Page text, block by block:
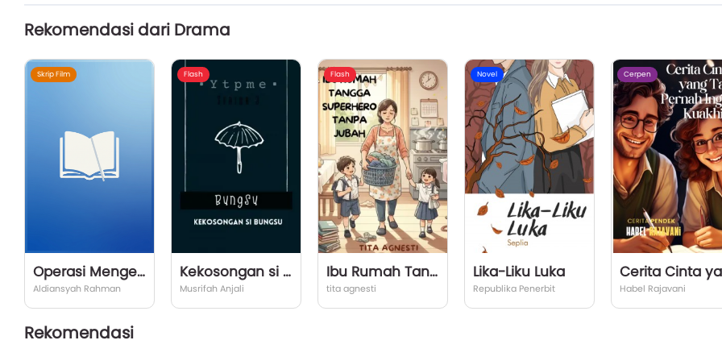
Rekomendasi dari Drama
Skrip Film
Operasi Mengejar Togah
Aldiansyah Rahman
Flash
Kekosongan si Bungsu
Musrifah Anjali
Flash
Ibu Rumah Tangga, Superhero Tanpa Jubah
tita agnesti
Novel
Lika-Liku Luka
Republika Penerbit
Cerpen
Habel Rajavani
Rekomendasi